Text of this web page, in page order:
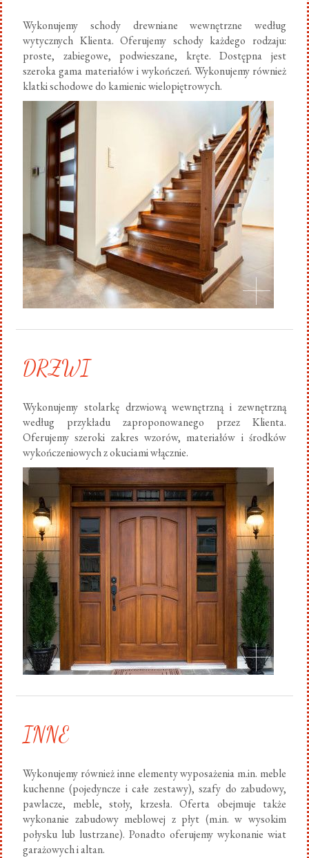
Wykonujemy schody drewniane wewnętrzne według
wytycznych Klienta. Oferujemy schody każdego rodzaju:
proste, zabiegowe, podwieszane, kręte. Dostępna jest
szeroka gama materiałów i wykończeń. Wykonujemy również
klatki schodowe do kamienic wielopiętrowych.
DRZWI
Wykonujemy stolarkę drzwiową wewnętrzną i zewnętrzną
według przykładu zaproponowanego przez Klienta.
Oferujemy szeroki zakres wzorów, materiałów i środków
wykończeniowych z okuciami włącznie.
INNE
Wykonujemy również inne elementy wyposażenia m.in. meble
kuchenne (pojedyncze i całe zestawy), szafy do zabudowy,
pawlacze, meble, stoły, krzesła. Oferta obejmuje także
wykonanie zabudowy meblowej z płyt (m.in. w wysokim
połysku lub lustrzane). Ponadto oferujemy wykonanie wiat
garażowych i altan.
.